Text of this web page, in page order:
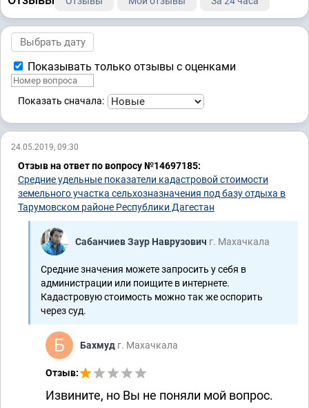
Показывать только отзывы с оценками
Показать сначала:
24.05.2019, 09:30
Отзыв на ответ по вопросу №14697185:
Средние удельные показатели кадастровой стоимости
земельного участка сельхозназначения под базу отдыха в
Тарумовском районе Республики Дагестан
Сабанчиев Заур Наврузович г. Махачкала
Средние значения можете запросить у себя в
администрации или поищите в интернете.
Кадастровую стоимость можно так же оспорить
через суд.
Бахмуд г. Махачкала
Отзыв:
Извините, но Вы не поняли мой вопрос.